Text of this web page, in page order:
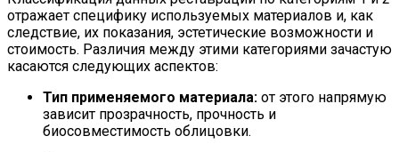
отражает специфику используемых материалов и, как
следствие, их показания, эстетические возможности и
стоимость. Различия между этими категориями зачастую
касаются следующих аспектов:
Тип применяемого материала: от этого напрямую
зависит прозрачность, прочность и
биосовместимость облицовки.